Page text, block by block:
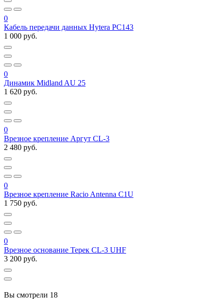
0
Кабель передачи данных Hytera PC143
1 000 руб.
0
Динамик Midland AU 25
1 620 руб.
0
Врезное крепление Аргут CL-3
2 480 руб.
0
Врезное крепление Racio Antenna C1U
1 750 руб.
0
Врезное основание Терек CL-3 UHF
3 200 руб.
Вы смотрели 18